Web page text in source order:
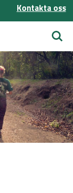
Kontakta oss
Sök